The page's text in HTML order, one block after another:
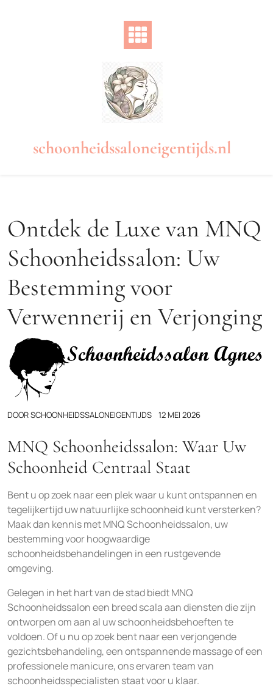
schoonheidssaloneigentijds.nl
Ontdek de Luxe van MNQ
Schoonheidssalon: Uw
Bestemming voor
Verwennerij en Verjonging
DOORSCHOONHEIDSSALONEIGENTIJDS 12 MEI 2026
MNQ Schoonheidssalon: Waar Uw
Schoonheid Centraal Staat
Bent u op zoek naar een plek waar u kunt ontspannen en
tegelijkertijd uw natuurlijke schoonheid kunt versterken?
Maak dan kennis met MNQ Schoonheidssalon, uw
bestemming voor hoogwaardige
schoonheidsbehandelingen in een rustgevende
omgeving.
Gelegen in het hart van de stad biedt MNQ
Schoonheidssalon een breed scala aan diensten die zijn
ontworpen om aan al uw schoonheidsbehoeften te
voldoen. Of u nu op zoek bent naar een verjongende
gezichtsbehandeling, een ontspannende massage of een
professionele manicure, ons ervaren team van
schoonheidsspecialisten staat voor u klaar.